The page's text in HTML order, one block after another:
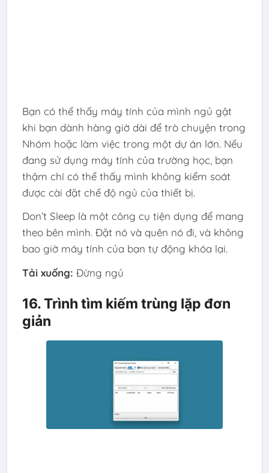
Bạn có thể thấy máy tính của mình ngủ gật
khi bạn dành hàng giờ dài để trò chuyện trong
Nhóm hoặc làm việc trong một dự án lớn. Nếu
đang sử dụng máy tính của trường học, bạn
thậm chí có thể thấy mình không kiểm soát
được cài đặt chế độ ngủ của thiết bị.
Don’t Sleep là một công cụ tiện dụng để mang
theo bên mình. Đặt nó và quên nó đi, và không
bao giờ máy tính của bạn tự động khóa lại.
Tải xuống: Đừng ngủ
16. Trình tìm kiếm trùng lặp đơn
giản